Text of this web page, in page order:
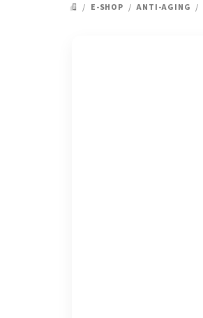
DOMŮ
/ E-SHOP / ANTI-AGING /